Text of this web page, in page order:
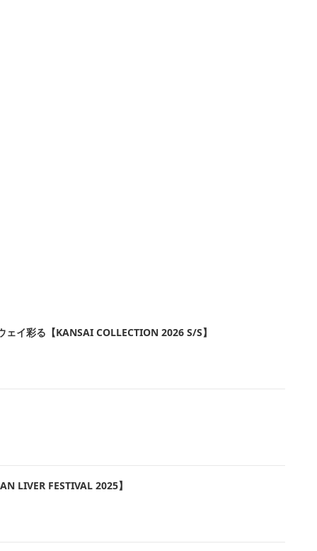
イ彩る【KANSAI COLLECTION 2026 S/S】
LIVER FESTIVAL 2025】